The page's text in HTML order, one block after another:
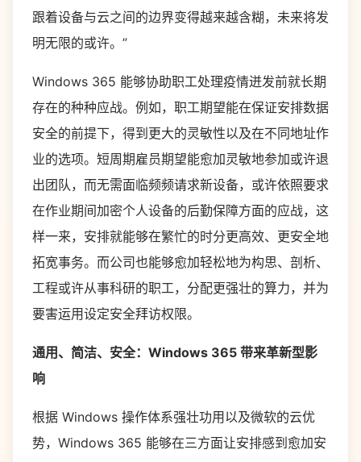
跟着设备与云之间的边界变得越来越含糊，未来将发
明无限的或许。”
Windows 365 能够协助职工处理疫情迸发前就长期
存在的种种应战。例如，职工期望能在保证安排数据
安全的前提下，得到更大的灵敏性以及在不同地址作
业的选项。短周期雇员期望能愈加灵敏地参加或许退
出团队，而无需面临频频请求新设备，或许依照要求
在作业期间加密个人设备的后勤保障方面的应战，这
样一来，安排就能够在繁忙的时分更高效、更安全地
拓宽事务。而公司也能够愈加轻松地为构思、剖析、
工程或许从事科研的职工，分配更强壮的算力，并为
要害运用设定安全拜访权限。
通用、简洁、安全：Windows 365 带来革新型影
响
根据 Windows 操作体系强壮功用以及微软的云优
势，Windows 365 能够在三方面让安排感到愈加安